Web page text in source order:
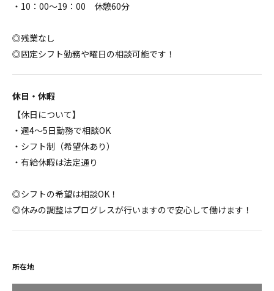
・10：00～19：00 休憩60分
◎残業なし
◎固定シフト勤務や曜日の相談可能です！
休日・休暇
【休日について】
・週4～5日勤務で相談OK
・シフト制（希望休あり）
・有給休暇は法定通り
◎シフトの希望は相談OK！
◎休みの調整はプログレスが行いますので安心して働けます！
所在地